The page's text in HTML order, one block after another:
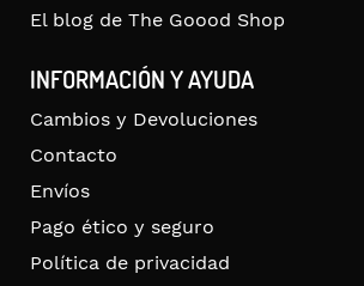
El blog de The Goood Shop
INFORMACIÓN Y AYUDA
Cambios y Devoluciones
Contacto
Envíos
Pago ético y seguro
Política de privacidad